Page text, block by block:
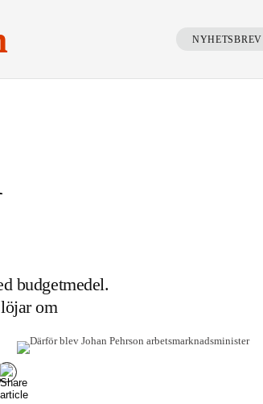
NYHETSBREV
budgetmedel.
om